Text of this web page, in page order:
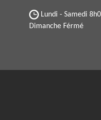
Lundi - Samedi
Dimanche Férmé